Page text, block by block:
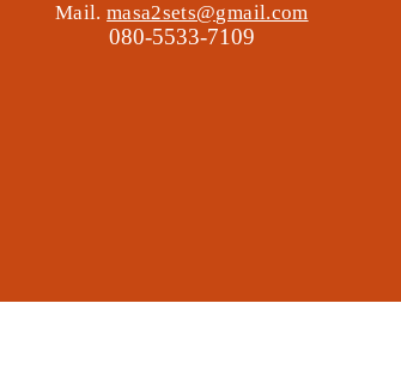
Mail.masa2sets@gmail.com
080-5533-7109